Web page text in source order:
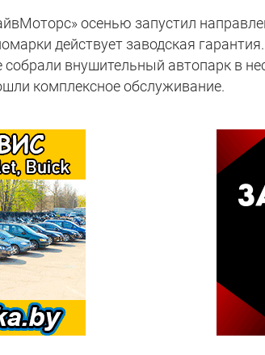
осенью запустил
действует заводская
собрали внушительный автопарк в
комплексное обслуживание.